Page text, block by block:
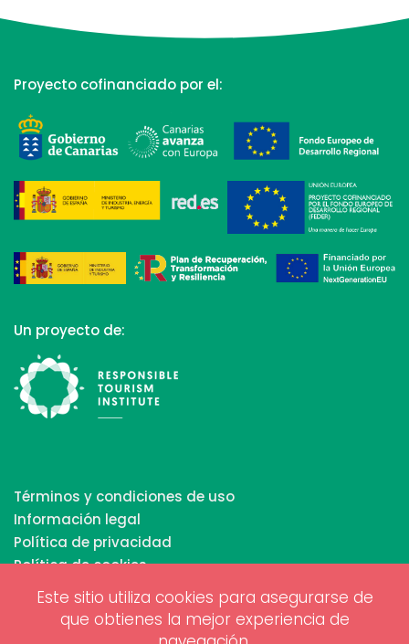
Este sitio utiliza cookies para asegurarse de
que obtienes la mejor experiencia de
Proyecto cofinanciado por el:
Un proyecto de:
Términos y condiciones de uso
Información legal
Política de privacidad
Política de cookies
Copyrights © 2026 All Rights Reserved by Biosphere